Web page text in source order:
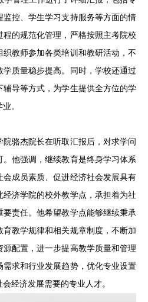
控、学生学习支持服务等方面的情
的规范化管理，严格按照主考院校
教师参加各类培训和教研活动，不
质量稳步提高。同时，学校还通过
导等方式，为学生提供全方位的学
。
骆杰院长在听取汇报后，对求学问
他强调，继续教育是终身学习体系
成员素质、促进经济社会发展具有
济学院的校外教学点，承担着为社
责任。他希望教学点能够继续秉承
教学规律和相关规章制度，不断加
配置，进一步提高教学质量和管理
求和行业发展趋势，优化专业设置
经济发展需要的专业人才。